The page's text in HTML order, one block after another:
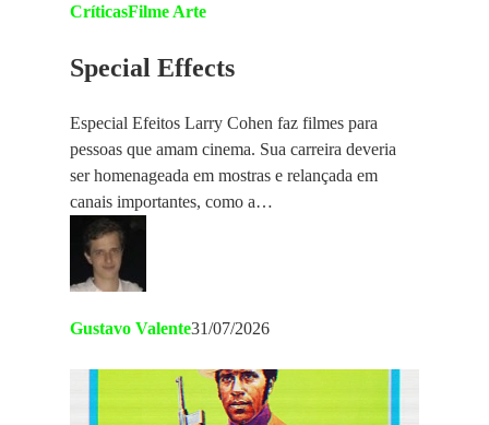
CríticasFilme Arte
Special Effects
Especial Efeitos Larry Cohen faz filmes para
pessoas que amam cinema. Sua carreira deveria
ser homenageada em mostras e relançada em
canais importantes, como a…
Gustavo Valente31/07/2026